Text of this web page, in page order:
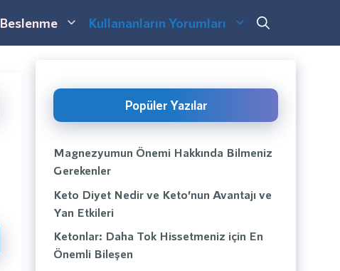
Beslenme Kullananların Yorumları
Popüler Yazılar
Magnezyumun Önemi Hakkında Bilmeniz
Gerekenler
Keto Diyet Nedir ve Keto’nun Avantajı ve
Yan Etkileri
Ketonlar: Daha Tok Hissetmeniz için En
Önemli Bileşen